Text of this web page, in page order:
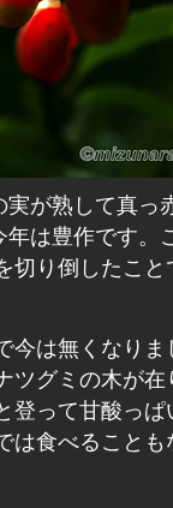
は豊作です。
切り倒したこと
今は無くなりま
ツグミの木が在
登って甘酸っぱ
は食べることも